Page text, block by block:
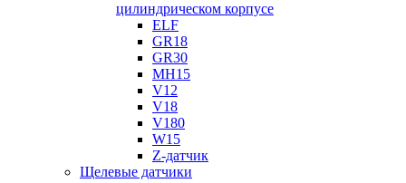
цилиндрическом корпусе
ELF
GR18
GR30
MH15
V12
V18
V180
W15
Z-датчик
Щелевые датчики